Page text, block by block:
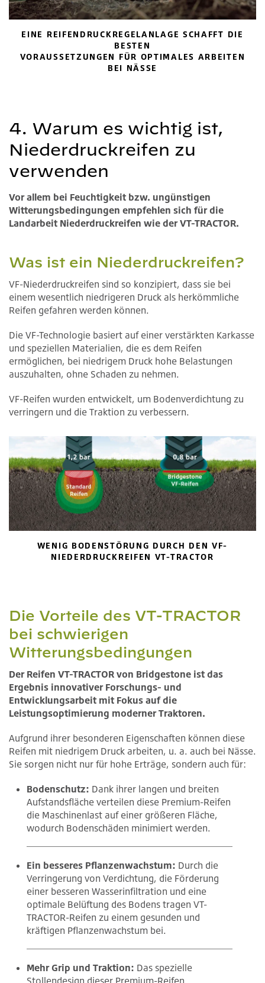
EINE REIFENDRUCKREGELANLAGE SCHAFFT DIE
BESTEN
VORAUSSETZUNGEN FÜR OPTIMALES ARBEITEN
BEI NÄSSE
4. Warum es wichtig ist,
Niederdruckreifen zu
verwenden
Vor allem bei Feuchtigkeit bzw. ungünstigen
Witterungsbedingungen empfehlen sich für die
Landarbeit Niederdruckreifen wie der VT-TRACTOR.
Was ist ein Niederdruckreifen?
VF-Niederdruckreifen sind so konzipiert, dass sie bei
einem wesentlich niedrigeren Druck als herkömmliche
Reifen gefahren werden können.
Die VF-Technologie basiert auf einer verstärkten Karkasse
und speziellen Materialien, die es dem Reifen
ermöglichen, bei niedrigem Druck hohe Belastungen
auszuhalten, ohne Schaden zu nehmen.
VF-Reifen wurden entwickelt, um Bodenverdichtung zu
verringern und die Traktion zu verbessern.
WENIG BODENSTÖRUNG DURCH DEN VF-
NIEDERDRUCKREIFEN VT-TRACTOR
Die Vorteile des VT-TRACTOR
bei schwierigen
Witterungsbedingungen
Der Reifen VT-TRACTOR von Bridgestone ist das
Ergebnis innovativer Forschungs- und
Entwicklungsarbeit mit Fokus auf die
Leistungsoptimierung moderner Traktoren.
Aufgrund ihrer besonderen Eigenschaften können diese
Reifen mit niedrigem Druck arbeiten, u. a. auch bei Nässe.
Sie sorgen nicht nur für hohe Erträge, sondern auch für:
Bodenschutz: Dank ihrer langen und breiten
Aufstandsfläche verteilen diese Premium-Reifen
die Maschinenlast auf einer größeren Fläche,
wodurch Bodenschäden minimiert werden.
Ein besseres Pflanzenwachstum: Durch die
Verringerung von Verdichtung, die Förderung
einer besseren Wasserinfiltration und eine
optimale Belüftung des Bodens tragen VT-
TRACTOR-Reifen zu einem gesunden und
kräftigen Pflanzenwachstum bei.
Mehr Grip und Traktion: Das spezielle